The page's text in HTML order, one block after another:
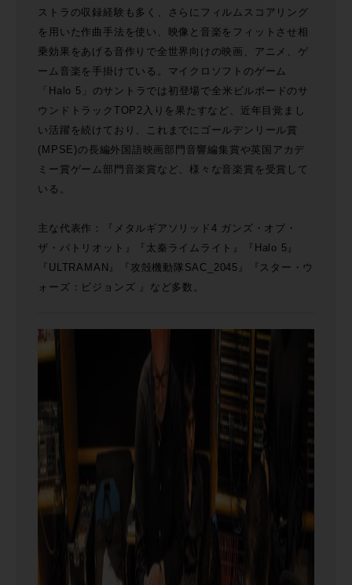
ストラの収録経験も多く、さらにフィルムスコアリング
を用いた作曲手法を使い、映像と音楽をフィットさせ相
乗効果をあげる音作りで全世界向けの映画、アニメ、ゲ
ーム音楽を手掛けている。マイクロソフトのゲーム
「Halo 5」のサントラでは初登場で全米ビルボードのサ
ウンドトラックTOP2入りを果たすなど、近年目覚まし
い活躍を続けており、これまでにゴールデンリール賞
(MPSE)の長編外国語映画部門音響編集賞や英国アカデ
ミー賞ゲーム部門音楽賞など、様々な音楽賞を受賞して
いる。
主な代表作：『メタルギアソリッド4 ガンズ・オブ・
ザ・パトリオット』『太秦ライムライト』『Halo 5』
『ULTRAMAN』『攻殻機動隊SAC_2045』『スター・ウ
ォーズ：ビジョンズ 』など多数。​